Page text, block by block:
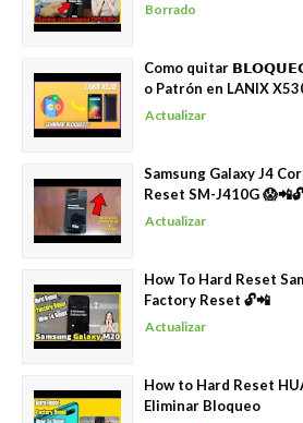
Borrado
Como quitar
o Patrón en LANIX
Actualizar
Samsung Galaxy J4
Reset SM-J410G 😱📲🔓
Actualizar
How To Hard Reset
Factory Reset 🔓📲
Actualizar
How to Hard Reset
Eliminar Bloqueo